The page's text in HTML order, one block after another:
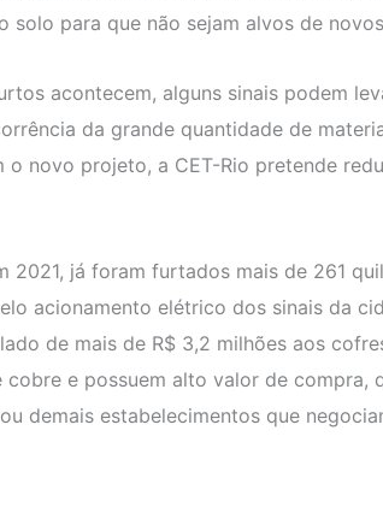
solo para que não sejam alvos de
acontecem, alguns sinais podem
da grande quantidade de
novo projeto, a CET-Rio pretende
2021, já foram furtados mais de 261
acionamento elétrico dos sinais da
de mais de R$ 3,2 milhões aos
e possuem alto valor de compra,
demais estabelecimentos que